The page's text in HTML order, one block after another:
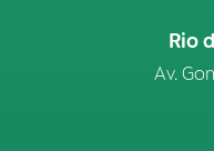
Rio
Av.